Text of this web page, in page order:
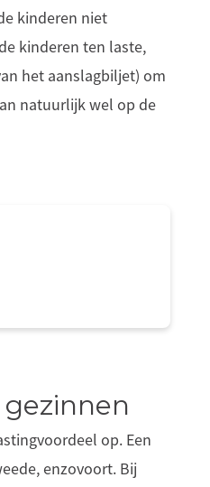
kinderen niet
kinderen ten laste,
het aanslagbiljet) om
natuurlijk wel op de
op. Een
enzovoort. Bij